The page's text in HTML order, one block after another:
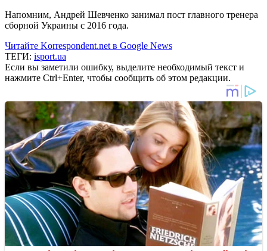
Напомним, Андрей Шевченко занимал пост главного тренера
сборной Украины с 2016 года.
Читайте Korrespondent.net в Google News
ТЕГИ: isport.ua
Если вы заметили ошибку, выделите необходимый текст и
нажмите Ctrl+Enter, чтобы сообщить об этом редакции.